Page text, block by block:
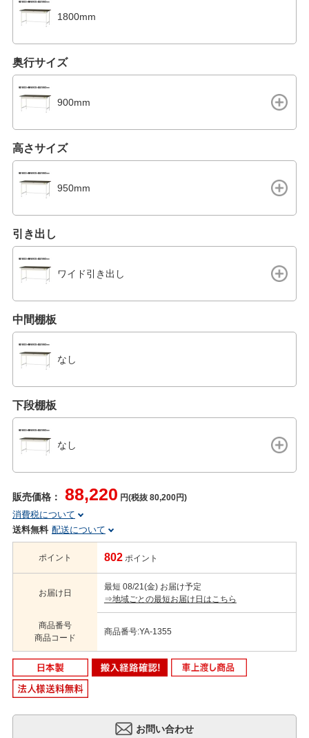
1800mm
奥行サイズ
900mm
高さサイズ
950mm
引き出し
ワイド引き出し
中間棚板
なし
下段棚板
なし
販売価格： 88,220 円(税抜 80,200円)
消費税について
送料無料 配送について
ポイント 802 ポイント
お届け日
最短 08/21(金) お届け予定
⇒地域ごとの最短お届け日はこちら
商品番号
商品コード
商品番号:YA-1355